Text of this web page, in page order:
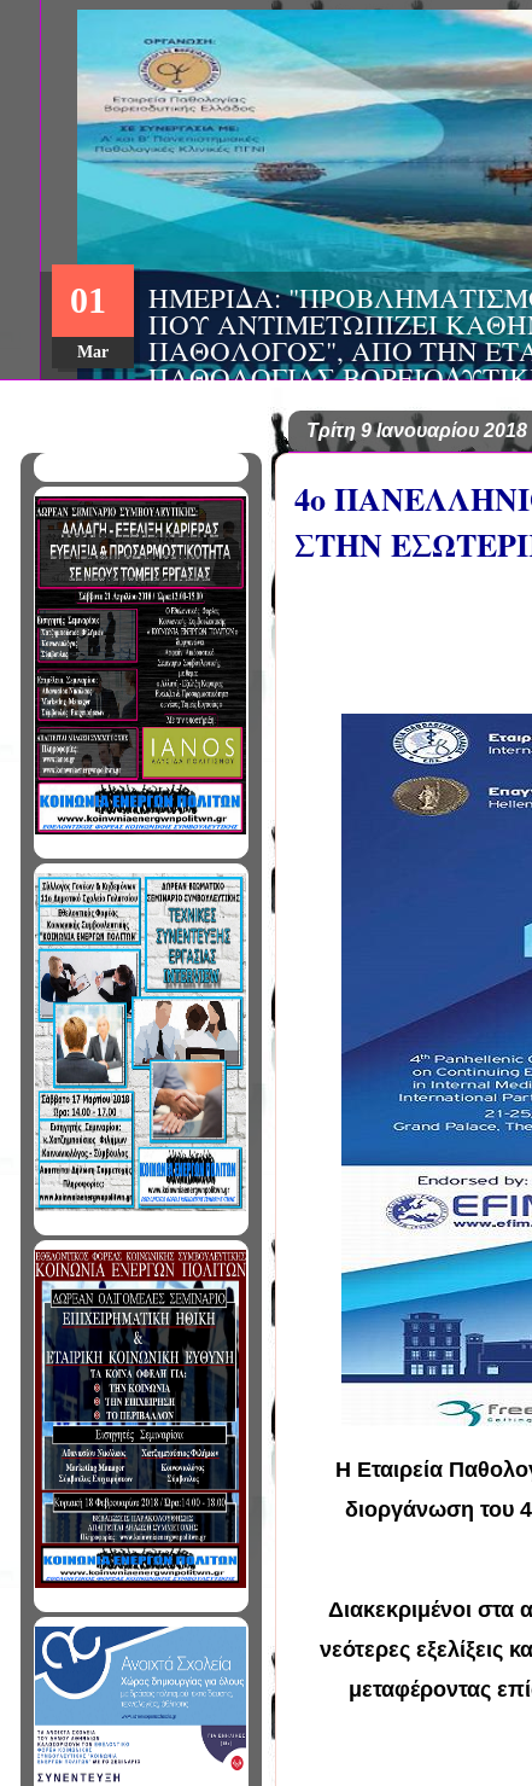
ΗΜΕΡΙΔΑ:
ΠΟΥ ΑΝΤΙΜΕΤΩΠΙΖΕΙ
ΠΑΘΟΛΟΓΟΣ", ΑΠΟ ΤΗΝ
ΠΑΘΟΛΟΓΙΑΣ
ΤΙΣ Α' & Β'
ΚΛΙΝΙΚΕΣ ΠΓΝΙ
01
Mar
Τρίτη 9 Ιανουαρίου 2018
4ο
ΣΤΗΝ
Η Εταιρεία
διοργάνωση του
Διακεκριμένοι στα
νεότερες εξελίξεις
μεταφέροντας